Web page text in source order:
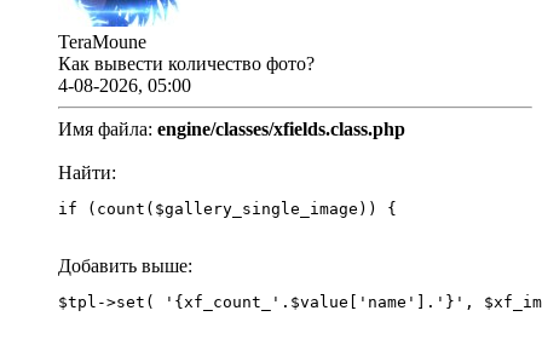
TeraMoune
Как вывести количество фото?
4-08-2026, 05:00
Имя файла: engine/classes/xfields.class.php
Найти:
if (count($gallery_single_image)) {
Добавить выше: